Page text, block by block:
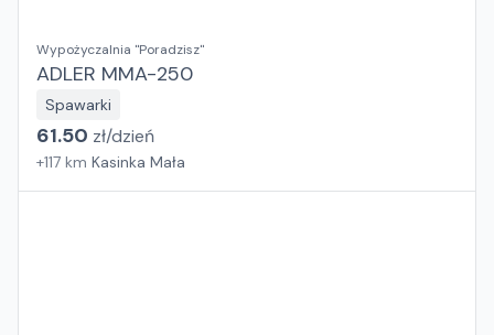
Wypożyczalnia "Poradzisz"
ADLER MMA-250
Spawarki
61.50 zł/dzień
+117 km Kasinka Mała